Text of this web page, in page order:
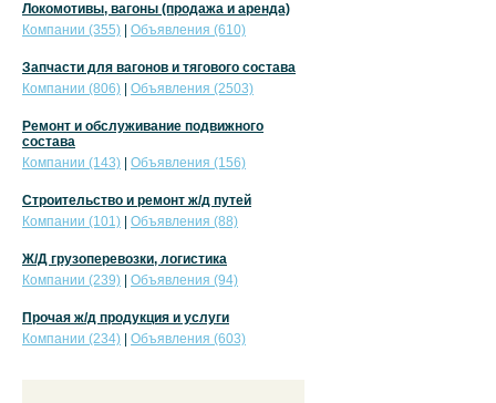
Локомотивы, вагоны (продажа и аренда)
Компании (355)
Объявления (610)
Запчасти для вагонов и тягового состава
Компании (806)
Объявления (2503)
Ремонт и обслуживание подвижного
состава
Компании (143)
Объявления (156)
Строительство и ремонт ж/д путей
Компании (101)
Объявления (88)
Ж/Д грузоперевозки, логистика
Компании (239)
Объявления (94)
Прочая ж/д продукция и услуги
Компании (234)
Объявления (603)